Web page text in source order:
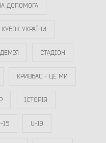
ДОПОМОГА
КУБОК УКРАЇНИ
СТАДІОН
КРИВБАС - ЦЕ МИ
ІСТОРІЯ
15 U-19